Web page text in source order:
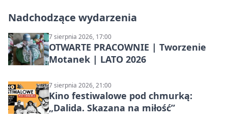
Nadchodzące wydarzenia
7 sierpnia 2026, 17:00
OTWARTE PRACOWNIE | Tworzenie
Motanek | LATO 2026
7 sierpnia 2026, 21:00
Kino festiwalowe pod chmurką:
„Dalida. Skazana na miłość”